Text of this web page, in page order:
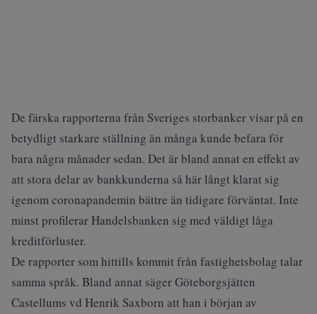
De färska rapporterna från Sveriges storbanker visar på en
betydligt starkare ställning än många kunde befara för
bara några månader sedan. Det är bland annat en effekt av
att stora delar av bankkunderna så här långt klarat sig
igenom coronapandemin bättre än tidigare förväntat. Inte
minst profilerar Handelsbanken sig med väldigt låga
kreditförluster.
De rapporter som hittills kommit från fastighetsbolag talar
samma språk. Bland annat säger Göteborgsjätten
Castellums vd Henrik Saxborn att han i början av